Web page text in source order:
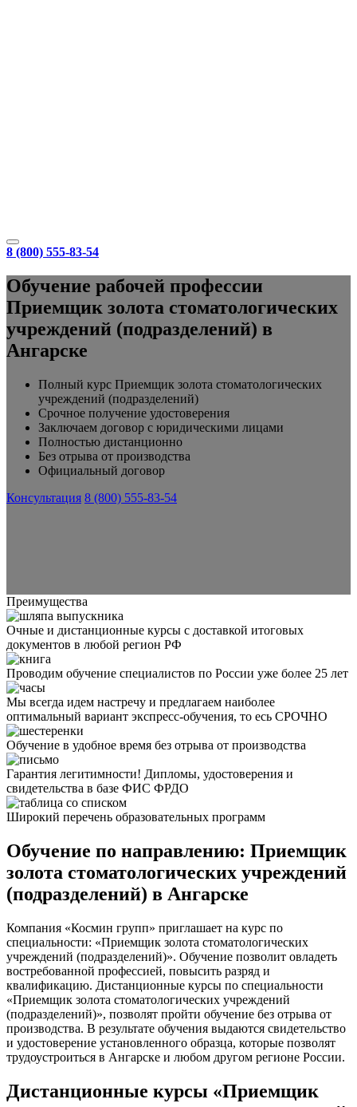
8 (800) 555-83-54
Обучение рабочей профессии
Приемщик золота стоматологических
учреждений (подразделений) в
Ангарске
Полный курс Приемщик золота стоматологических
учреждений (подразделений)
Срочное получение удостоверения
Заключаем договор с юридическими лицами
Полностью дистанционно
Без отрыва от производства
Официальный договор
Консультация 8 (800) 555-83-54
Преимущества
Очные и дистанционные курсы с доставкой итоговых
документов в любой регион РФ
Проводим обучение специалистов по России уже более 25 лет
Мы всегда идем настречу и предлагаем наиболее
оптимальный вариант экспресс-обучения, то есь СРОЧНО
Обучение в удобное время без отрыва от производства
Гарантия легитимности! Дипломы, удостоверения и
свидетельства в базе ФИС ФРДО
Широкий перечень образовательных программ
Обучение по направлению: Приемщик
золота стоматологических учреждений
(подразделений) в Ангарске
Компания «Космин групп» приглашает на курс по
специальности: «Приемщик золота стоматологических
учреждений (подразделений)». Обучение позволит овладеть
востребованной профессией, повысить разряд и
квалификацию. Дистанционные курсы по специальности
«Приемщик золота стоматологических учреждений
(подразделений)», позволят пройти обучение без отрыва от
производства. В результате обучения выдаются свидетельство
и удостоверение установленного образца, которые позволят
трудоустроиться в Ангарске и любом другом регионе России.
Дистанционные курсы «Приемщик